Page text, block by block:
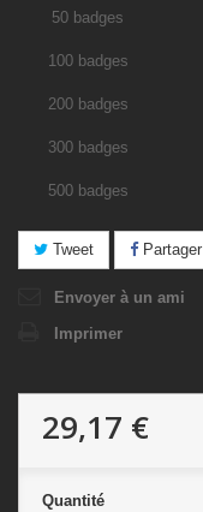
50 badges
100 badges
200 badges
300 badges
500 badges
Tweet Partager
Envoyer à un ami
Imprimer
29,17 €
Quantité